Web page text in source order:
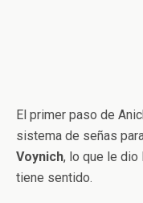
El primer paso de
sistema de señas
Voynich, lo que le dio
tiene sentido.